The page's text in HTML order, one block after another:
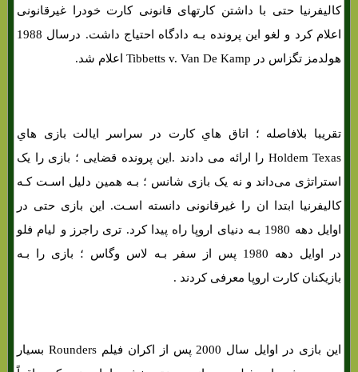
کالیفرنیا حتی با داشتن کارتهای قانونی کارت خودرا غیرقانونی
اعلام کرد و لغو این پرونده بـه دادگاه احتیاج داشت. درسال 1988
هولدمز تگزاس در Tibbetts v. Van De Kamp اعلام شد.
تقریبا بلافاصله ؛ اتاق هاي‌ کارت در سراسر ایالت بازی هاي‌
Holdem Texas را ارائه می دادند .این پرونده قضایی ؛ بازی را یک
استراتژی می‌داند و نه یک بازی شانس ؛ بـه همین دلیل اسـت کـه
کالیفرنیا ابتدا ان را غیرقانونی دانسته اسـت. این بازی حتی در
اوایل دهه 1980 بـه دنیای اروپا راه پیدا کرد. تری راجرز و لیام فلو
در اوایل دهه 1980 پس از سفر بـه لاس وگاس ؛ بازی را بـه
بازیکنان کارت اروپا معرفی کردند .
این بازی در اوایل سال 2000 پس از اکران فیلم Rounders بسیار